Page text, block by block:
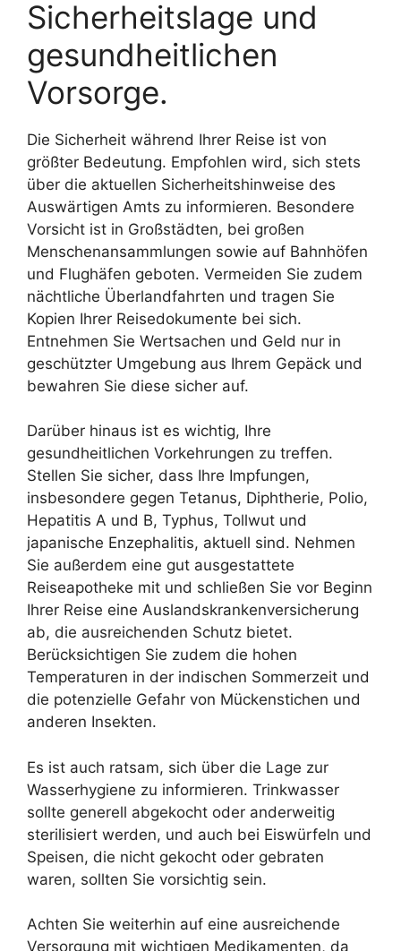
Sicherheitslage und
gesundheitlichen
Vorsorge.
Die Sicherheit während Ihrer Reise ist von
größter Bedeutung. Empfohlen wird, sich stets
über die aktuellen Sicherheitshinweise des
Auswärtigen Amts zu informieren. Besondere
Vorsicht ist in Großstädten, bei großen
Menschenansammlungen sowie auf Bahnhöfen
und Flughäfen geboten. Vermeiden Sie zudem
nächtliche Überlandfahrten und tragen Sie
Kopien Ihrer Reisedokumente bei sich.
Entnehmen Sie Wertsachen und Geld nur in
geschützter Umgebung aus Ihrem Gepäck und
bewahren Sie diese sicher auf.
Darüber hinaus ist es wichtig, Ihre
gesundheitlichen Vorkehrungen zu treffen.
Stellen Sie sicher, dass Ihre Impfungen,
insbesondere gegen Tetanus, Diphtherie, Polio,
Hepatitis A und B, Typhus, Tollwut und
japanische Enzephalitis, aktuell sind. Nehmen
Sie außerdem eine gut ausgestattete
Reiseapotheke mit und schließen Sie vor Beginn
Ihrer Reise eine Auslandskrankenversicherung
ab, die ausreichenden Schutz bietet.
Berücksichtigen Sie zudem die hohen
Temperaturen in der indischen Sommerzeit und
die potenzielle Gefahr von Mückenstichen und
anderen Insekten.
Es ist auch ratsam, sich über die Lage zur
Wasserhygiene zu informieren. Trinkwasser
sollte generell abgekocht oder anderweitig
sterilisiert werden, und auch bei Eiswürfeln und
Speisen, die nicht gekocht oder gebraten
waren, sollten Sie vorsichtig sein.
Achten Sie weiterhin auf eine ausreichende
Versorgung mit wichtigen Medikamenten, da